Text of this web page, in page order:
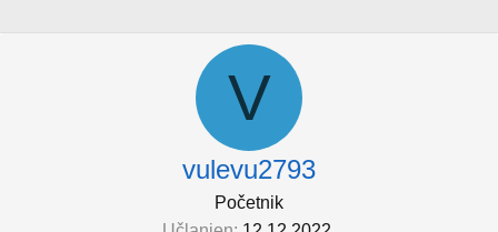
V
vulevu2793
Početnik